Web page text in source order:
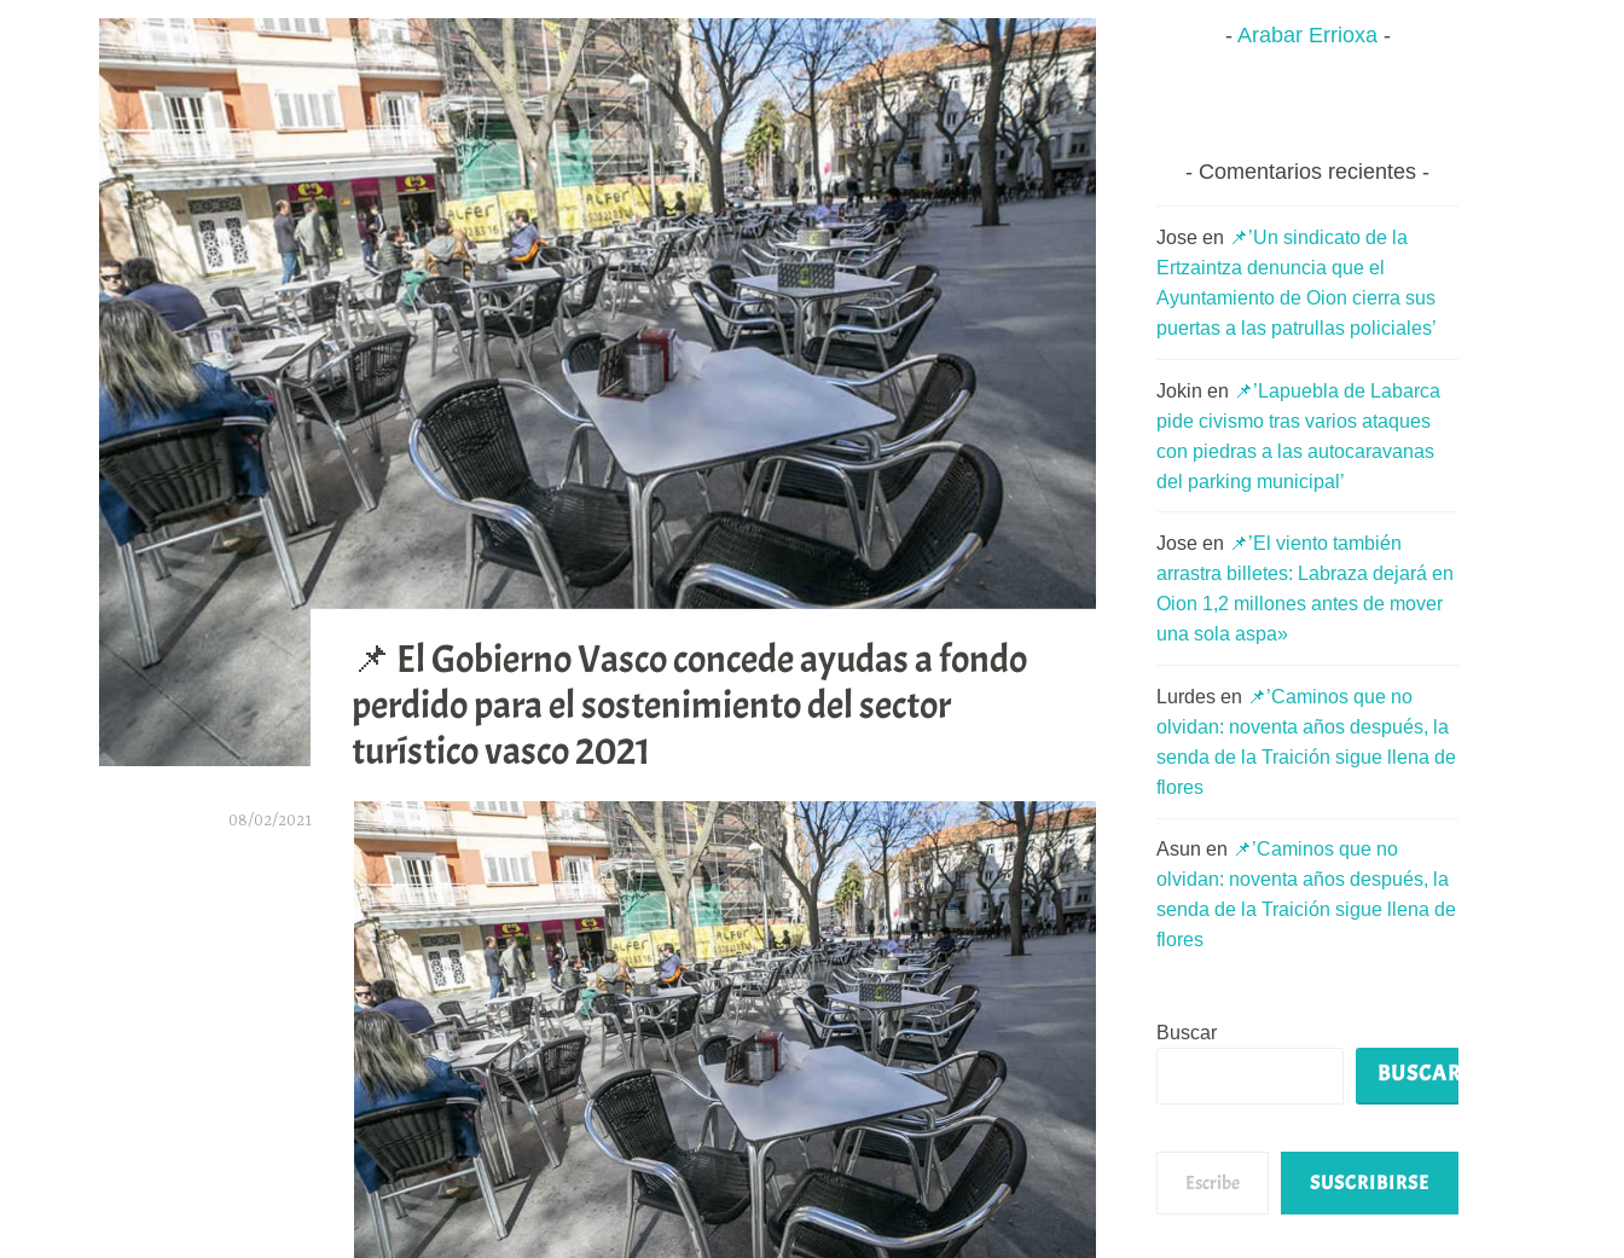
📌 El Gobierno Vasco concede ayudas a fondo
perdido para el sostenimiento del sector
turístico vasco 2021
08/02/2021
Arabar Errioxa
Comentarios recientes
Jose en 📌’Un sindicato de la
Ertzaintza denuncia que el
Ayuntamiento de Oion cierra sus
puertas a las patrullas policiales’
Jokin en 📌’Lapuebla de Labarca
pide civismo tras varios ataques
con piedras a las autocaravanas
del parking municipal’
Jose en 📌’El viento también
arrastra billetes: Labraza dejará en
Oion 1,2 millones antes de mover
una sola aspa»
Lurdes en 📌’Caminos que no
olvidan: noventa años después, la
senda de la Traición sigue llena de
flores
Asun en 📌’Caminos que no
olvidan: noventa años después, la
senda de la Traición sigue llena de
flores
Buscar
BUSCAR
SUSCRIBIRSE